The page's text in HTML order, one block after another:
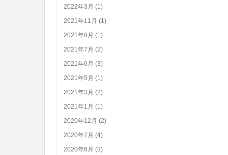
2022年3月 (1)
2021年11月 (1)
2021年8月 (1)
2021年7月 (2)
2021年6月 (3)
2021年5月 (1)
2021年3月 (2)
2021年1月 (1)
2020年12月 (2)
2020年7月 (4)
2020年6月 (3)